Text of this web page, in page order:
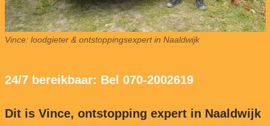
Vince: loodgieter & ontstoppingsexpert in Naaldwijk
24/7 bereikbaar: Bel 070-2002619
Dit is Vince, ontstopping expert in Naaldwijk